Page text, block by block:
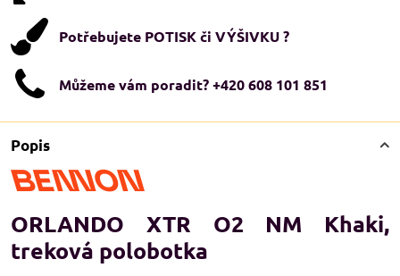
Potřebujete POTISK či VÝŠIVKU ?
Můžeme vám poradit? +420 608 101 851
Popis
ORLANDO XTR O2 NM Khaki,
treková polobotka